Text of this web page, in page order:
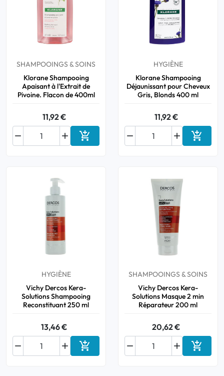
SHAMPOOINGS & SOINS
Klorane Shampooing
Apaisant à l'Extrait de
Pivoine. Flacon de 400ml
11,92 €

 Ajouter au panier
HYGIÈNE
Klorane Shampooing
Déjaunissant pour Cheveux
Gris, Blonds 400 ml
11,92 €

 
HYGIÈNE
Vichy Dercos Kera-
Solutions Shampooing
Reconstituant 250 ml
13,46 €

 Ajouter au panier
SHAMPOOINGS & SOINS
Vichy Dercos Kera-
Solutions Masque 2 min
Réparateur 200 ml
20,62 €

 